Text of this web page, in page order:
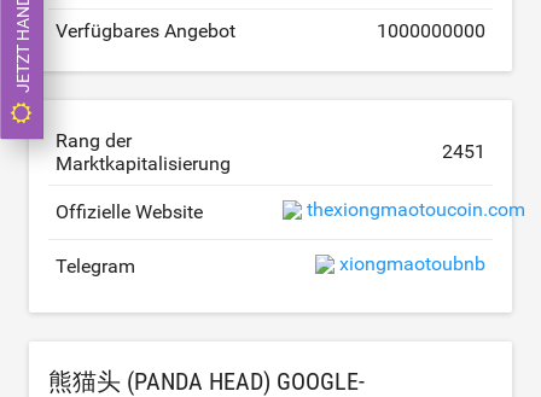
Verfügbares Angebot 1000000000
Rang der
Marktkapitalisierung
2451
Offizielle Website thexiongmaotoucoin.com
Telegram xiongmaotoubnb
熊猫头 (PANDA HEAD) GOOGLE-
JETZT HANDELN